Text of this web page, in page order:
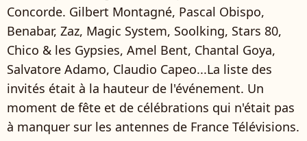
Concorde. Gilbert Montagné, Pascal Obispo,
Benabar, Zaz, Magic System, Soolking, Stars 80,
Chico & les Gypsies, Amel Bent, Chantal Goya,
Salvatore Adamo, Claudio Capeo...La liste des
invités était à la hauteur de l'événement. Un
moment de fête et de célébrations qui n'était pas
à manquer sur les antennes de France Télévisions.